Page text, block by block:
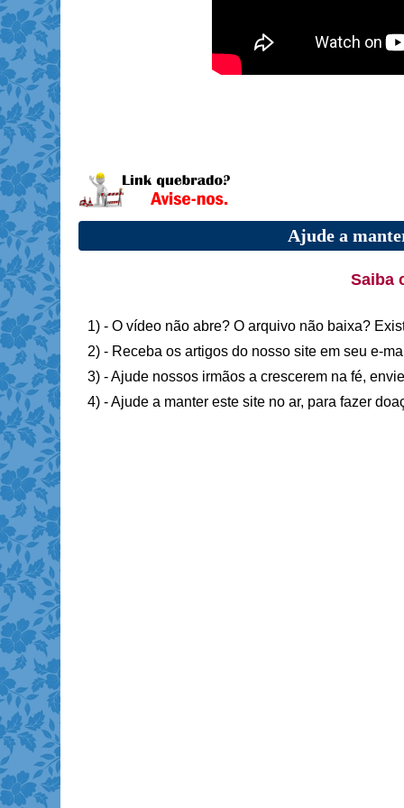
Ajude a
Saiba
1) - O vídeo não abre? O arquivo não baixa?
2) - Receba os artigos do nosso site em seu e-
3) - Ajude nossos irmãos a crescerem na fé,
4) - Ajude a manter este site no ar, para fazer